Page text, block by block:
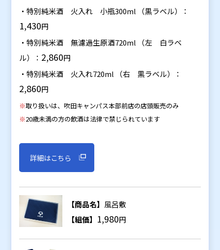
・特別純米酒 火入れ 小瓶300ml （黒ラベル）：
1,430円
・特別純米酒 無濾過生原酒720ml （左 白ラベ
ル）： 2,860円
・特別純米酒 火入れ720ml （右 黒ラベル）：
2,860円
※取り扱いは、吹田キャンパス本部前店の店頭販売のみ
※20歳未満の方の飲酒は法律で禁じられています
詳細はこちら
【商品名】 風呂敷
【組価】 1,980円